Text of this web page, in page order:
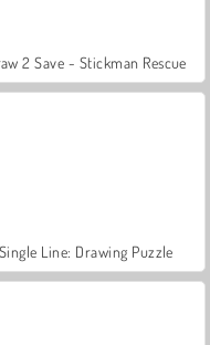
2 Save - Stickman Rescue
Single Line: Drawing Puzzle